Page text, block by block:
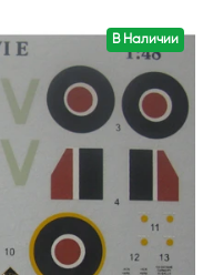
В Наличии